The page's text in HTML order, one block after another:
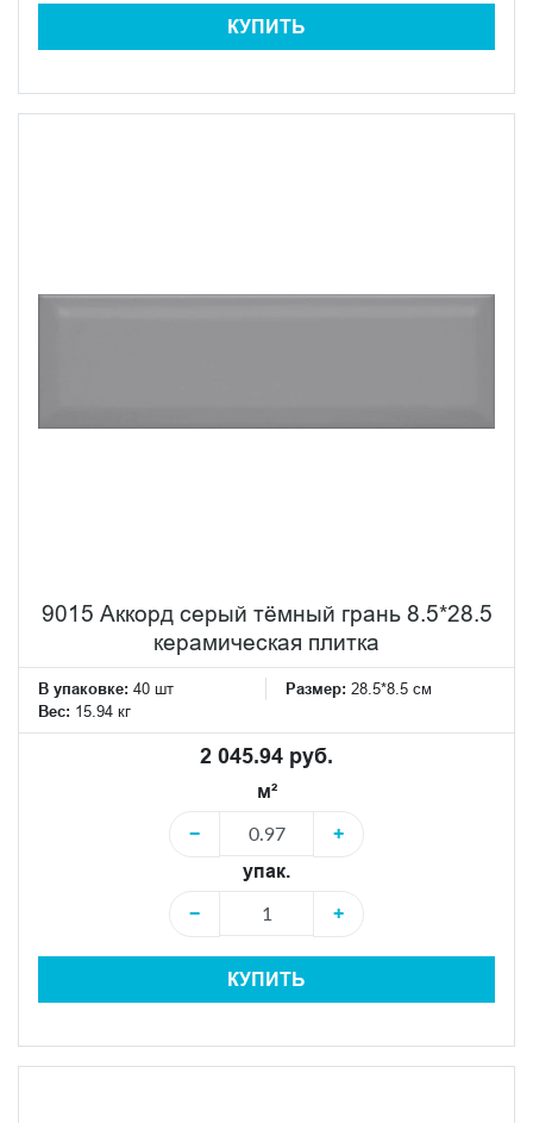
КУПИТЬ
9015 Аккорд серый тёмный грань 8.5*28.5
керамическая плитка
В упаковке: 40 шт Размер: 28.5*8.5 см
Вес: 15.94 кг
2 045.94 руб.
м²
−
+
упак.
−
+
КУПИТЬ